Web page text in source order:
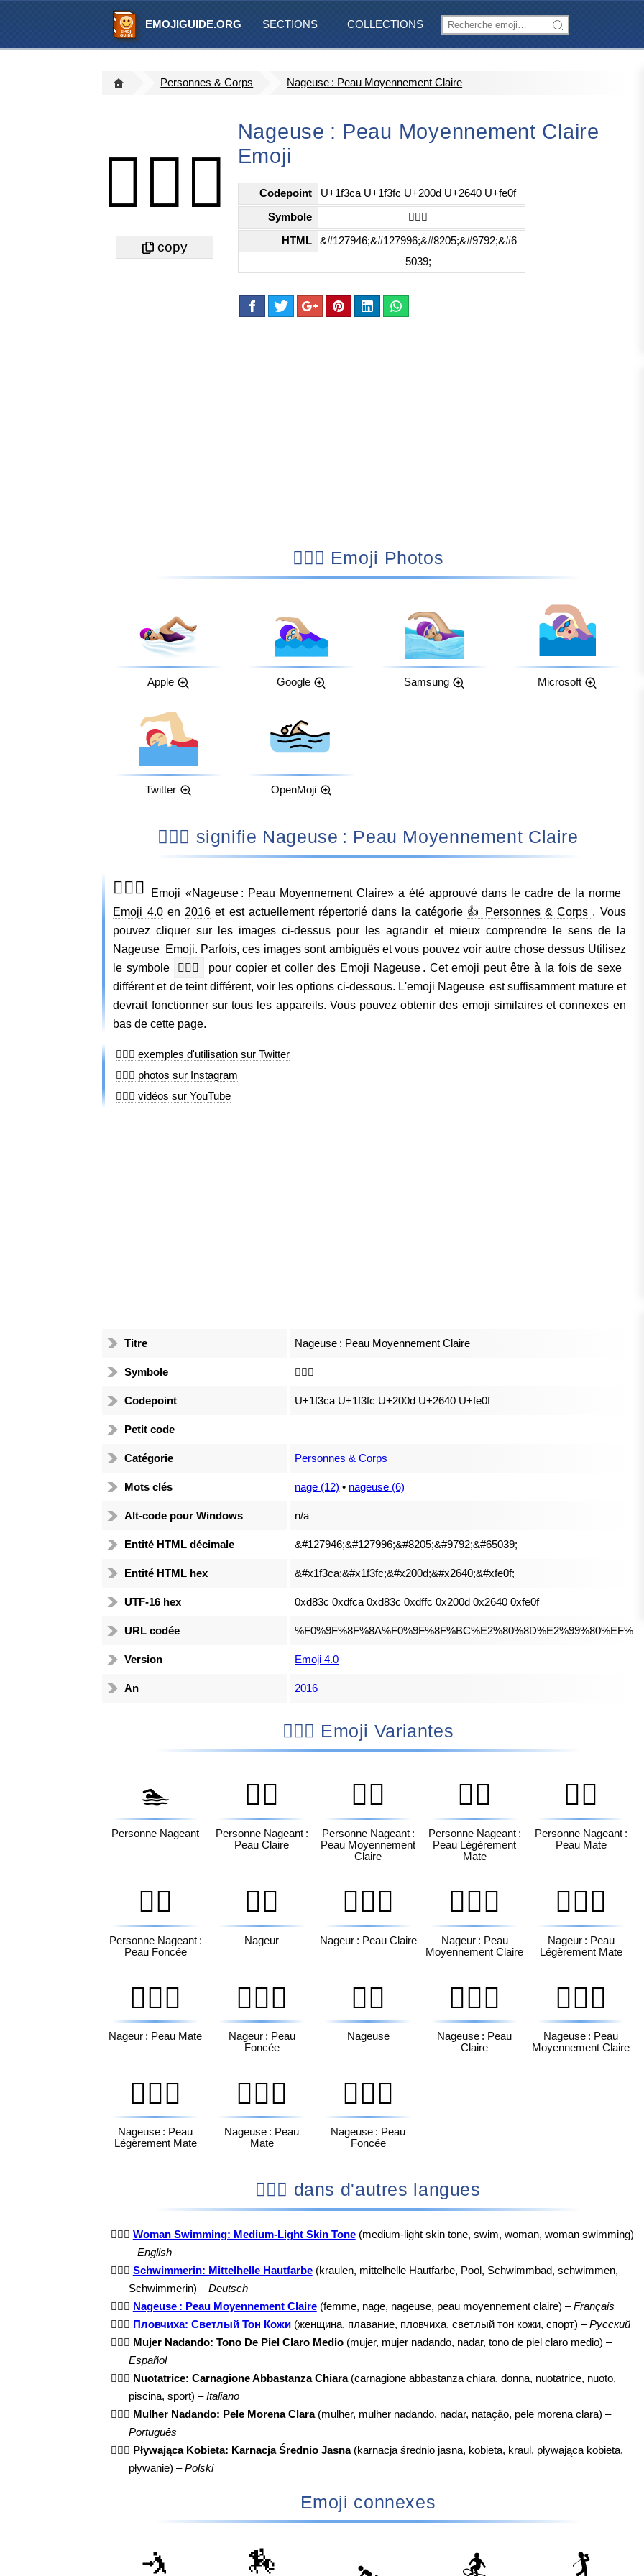
EMOJIGUIDE.ORG SECTIONS COLLECTIONS
Personnes & Corps Nageuse : Peau Moyennement Claire
🏊🏼‍♀️
Nageuse : Peau Moyennement Claire
Emoji
Codepoint U+1f3ca U+1f3fc U+200d U+2640 U+fe0f
Symbole 🏊🏼‍♀️
HTML
&#127946;&#127996;&#8205;&#9792;&#6
5039;
🏊🏼‍♀️ Emoji Photos
Apple Google Samsung Microsoft
Twitter OpenMoji
🏊🏼‍♀️ signifie Nageuse : Peau Moyennement Claire
🏊🏼‍♀️
Emoji «Nageuse : Peau Moyennement Claire» a été approuvé dans le cadre de la norme
Emoji 4.0en 2016 et est actuellement répertorié dans la catégorie 👍 Personnes & Corps . Vous
pouvez cliquer sur les images ci-dessus pour les agrandir et mieux comprendre le sens de la
Nageuse Emoji. Parfois, ces images sont ambiguës et vous pouvez voir autre chose dessus Utilisez
le symbole
🏊🏼‍♀️
pour copier et coller des Emoji Nageuse . Cet emoji peut être à la fois de sexe
différent et de teint différent, voir les options ci-dessous. L'emoji Nageuse est suffisamment mature et
devrait fonctionner sur tous les appareils. Vous pouvez obtenir des emoji similaires et connexes en
bas de cette page.
🏊🏼‍♀️ exemples d'utilisation sur Twitter
🏊🏼‍♀️ photos sur Instagram
🏊🏼‍♀️ vidéos sur YouTube
Titre Nageuse : Peau Moyennement Claire
Symbole 🏊🏼‍♀️
Codepoint U+1f3ca U+1f3fc U+200d U+2640 U+fe0f
Petit code
Catégorie Personnes & Corps
Mots clés nage (12) • nageuse (6)
Alt-code pour Windows n/a
Entité HTML décimale &#127946;&#127996;&#8205;&#9792;&#65039;
Entité HTML hex &#x1f3ca;&#x1f3fc;&#x200d;&#x2640;&#xfe0f;
UTF-16 hex 0xd83c 0xdfca 0xd83c 0xdffc 0x200d 0x2640 0xfe0f
URL codée
Version Emoji 4.0
An 2016
🏊🏼‍♀️ Emoji Variantes
🏊
Personne Nageant
🏊🏻
Personne Nageant :
Peau Claire
🏊🏼
Personne Nageant :
Peau Moyennement
Claire
🏊🏽
Personne Nageant :
Peau Légèrement
Mate
🏊🏾
Personne Nageant :
Peau Mate
🏊🏿
Personne Nageant :
Peau Foncée
🏊‍♂️
Nageur
🏊🏻‍♂️
Nageur : Peau Claire
🏊🏼‍♂️
Nageur : Peau
Moyennement Claire
🏊🏽‍♂️
Nageur : Peau
Légèrement Mate
🏊🏾‍♂️
Nageur : Peau Mate
🏊🏿‍♂️
Nageur : Peau
Foncée
🏊‍♀️
Nageuse
🏊🏻‍♀️
Nageuse : Peau
Claire
🏊🏼‍♀️
Nageuse : Peau
Moyennement Claire
🏊🏽‍♀️
Nageuse : Peau
Légèrement Mate
🏊🏾‍♀️
Nageuse : Peau
Mate
🏊🏿‍♀️
Nageuse : Peau
Foncée
🏊🏼‍♀️ dans d'autres langues
🏊🏼‍♀️ Woman Swimming: Medium-Light Skin Tone(medium-light skin tone, swim, woman, woman swimming)
–English
🏊🏼‍♀️ Schwimmerin: Mittelhelle Hautfarbe(kraulen, mittelhelle Hautfarbe, Pool, Schwimmbad, schwimmen,
Schwimmerin) –Deutsch
🏊🏼‍♀️ Nageuse : Peau Moyennement Claire(femme, nage, nageuse, peau moyennement claire) –Français
🏊🏼‍♀️ Пловчиха: Светлый Тон Кожи(женщина, плавание, пловчиха, светлый тон кожи, спорт) –Русский
🏊🏼‍♀️ Mujer Nadando: Tono De Piel Claro Medio(mujer, mujer nadando, nadar, tono de piel claro medio) –
Español
🏊🏼‍♀️ Nuotatrice: Carnagione Abbastanza Chiara(carnagione abbastanza chiara, donna, nuotatrice, nuoto,
piscina, sport) –Italiano
🏊🏼‍♀️ Mulher Nadando: Pele Morena Clara(mulher, mulher nadando, nadar, natação, pele morena clara) –
Português
🏊🏼‍♀️ Pływająca Kobieta: Karnacja Średnio Jasna(karnacja średnio jasna, kobieta, kraul, pływająca kobieta,
pływanie) –Polski
Emoji connexes
🤺 🏇 🏂 🏌️